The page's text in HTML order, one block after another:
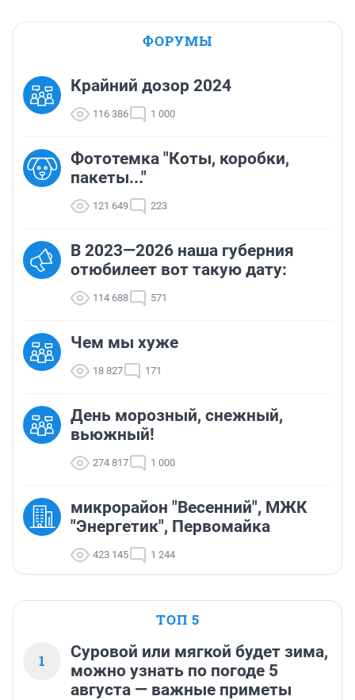
ФОРУМЫ
Крайний дозор 2024
116 386 1 000
Фототемка "Коты, коробки,
пакеты..."
121 649 223
В 2023—2026 наша губерния
отюбилеет вот такую дату:
114 688 571
Чем мы хуже
18 827 171
День морозный, снежный,
вьюжный!
274 817 1 000
микрорайон "Весенний", МЖК
"Энергетик", Первомайка
423 145 1 244
ТОП 5
1
Суровой или мягкой будет зима,
можно узнать по погоде 5
августа — важные приметы